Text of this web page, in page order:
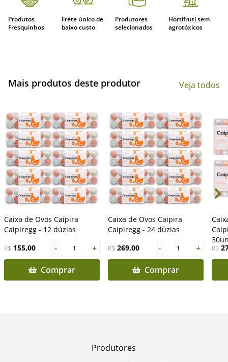
Produtos
Fresquinhos
Frete único de
baixo custo
Produtores
selecionados
Hortifruti sem
agrotóxicos
Mais produtos deste produtor Veja todos
Caixa de Ovos Caipira
Caipiregg - 12 dúzias
R$ 155,00 - 1
+
Comprar
Caixa de Ovos Caipira
Caipiregg - 24 dúzias
R$ 269,00 - 1
+
Comprar
R$
Produtores